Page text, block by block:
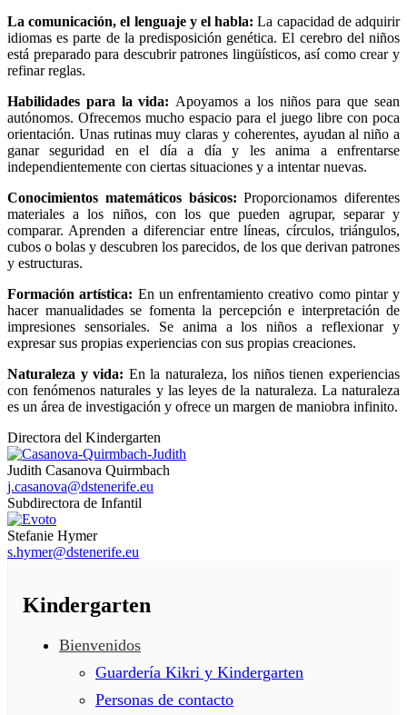
La comunicación, el lenguaje y el habla: La capacidad de adquirir
idiomas es parte de la predisposición genética. El cerebro del niños
está preparado para descubrir patrones lingüísticos, así como crear y
refinar reglas.
Habilidades para la vida: Apoyamos a los niños para que sean
autónomos. Ofrecemos mucho espacio para el juego libre con poca
orientación. Unas rutinas muy claras y coherentes, ayudan al niño a
ganar seguridad en el día a día y les anima a enfrentarse
independientemente con ciertas situaciones y a intentar nuevas.
Conocimientos matemáticos básicos: Proporcionamos diferentes
materiales a los niños, con los que pueden agrupar, separar y
comparar. Aprenden a diferenciar entre líneas, círculos, triángulos,
cubos o bolas y descubren los parecidos, de los que derivan patrones
y estructuras.
Formación artística: En un enfrentamiento creativo como pintar y
hacer manualidades se fomenta la percepción e interpretación de
impresiones sensoriales. Se anima a los niños a reflexionar y
expresar sus propias experiencias con sus propias creaciones.
Naturaleza y vida: En la naturaleza, los niños tienen experiencias
con fenómenos naturales y las leyes de la naturaleza. La naturaleza
es un área de investigación y ofrece un margen de maniobra infinito.
Directora del Kindergarten
Judith Casanova Quirmbach
j.casanova@dstenerife.eu
Subdirectora de Infantil
Stefanie Hymer
s.hymer@dstenerife.eu
Kindergarten
Bienvenidos
Guardería Kikri y Kindergarten
Personas de contacto